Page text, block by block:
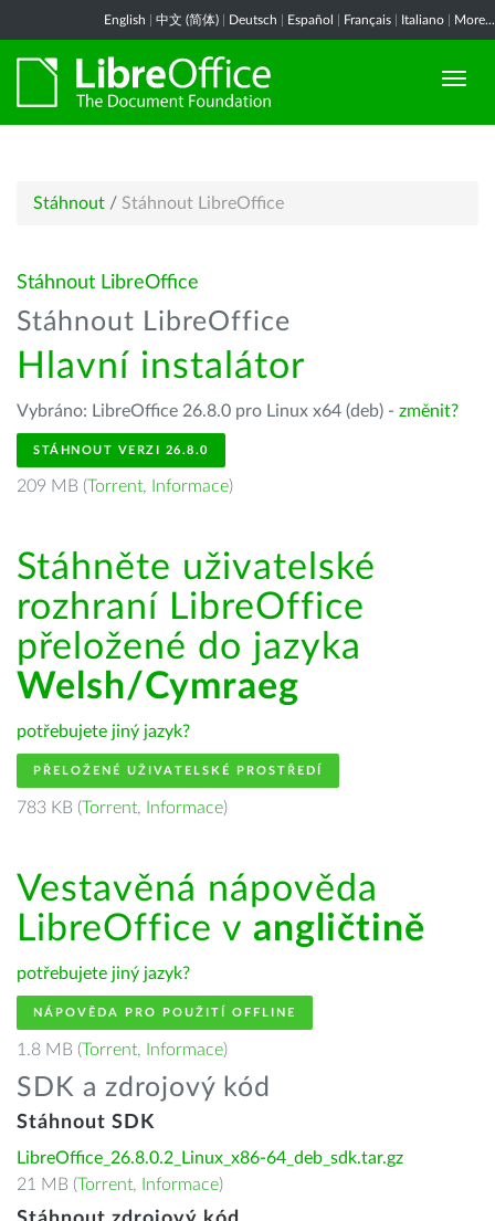
English 中文 (简体) Deutsch Español Français Italiano More...
Stáhnout / Stáhnout LibreOffice
Stáhnout LibreOffice
Stáhnout LibreOffice
Hlavní instalátor
Vybráno: LibreOffice 26.8.0 pro Linux x64 (deb) - změnit?
STÁHNOUT VERZI 26.8.0
209 MB (Torrent, Informace)
Stáhněte uživatelské
rozhraní LibreOffice
přeložené do jazyka
Welsh/Cymraeg
potřebujete jiný jazyk?
PŘELOŽENÉ UŽIVATELSKÉ PROSTŘEDÍ
783 KB (Torrent, Informace)
Vestavěná nápověda
LibreOffice v angličtině
potřebujete jiný jazyk?
NÁPOVĚDA PRO POUŽITÍ OFFLINE
1.8 MB (Torrent, Informace)
SDK a zdrojový kód
Stáhnout SDK
LibreOffice_26.8.0.2_Linux_x86-64_deb_sdk.tar.gz
21 MB (Torrent, Informace)